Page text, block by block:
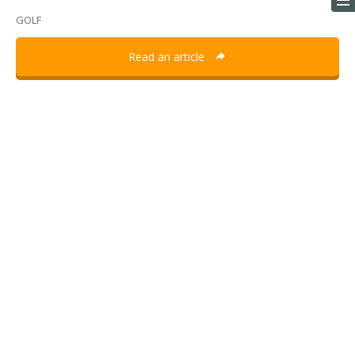
GOLF
Read an article